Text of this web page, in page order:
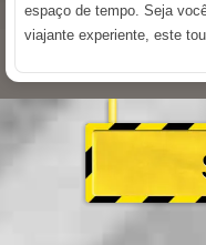
espaço de tempo. Seja
viajante experiente, este